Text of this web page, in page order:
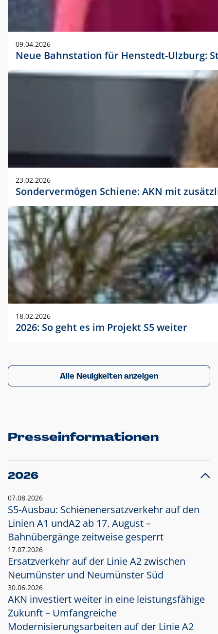
09.04.2026
Neue Bahnstation für Henstedt-Ulzburg:
23.02.2026
Sondervermögen Schiene: AKN mit
18.02.2026
2026: So geht es im Projekt S5 weiter
Alle Neuigkeiten anzeigen
Presseinformationen
2026
07.08.2026
S5-Ausbau: Schienenersatzverkehr auf den
Linien A1 undA2 ab 17. August –
Bahnübergänge zeitweise gesperrt
17.07.2026
Ersatzverkehr auf der Linie A2 zwischen
Neumünster und Neumünster Süd
30.06.2026
AKN investiert weiter in eine leistungsfähige
Zukunft – Umfangreiche
Modernisierungsarbeiten auf der Linie A2